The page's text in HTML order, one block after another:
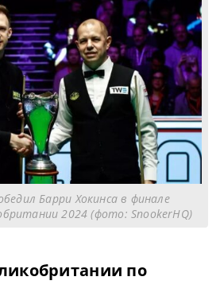
Барри Хокинса в финале
2024 (фото: SnookerHQ)
по